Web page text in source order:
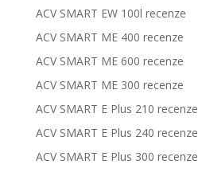
ACV SMART EW 100l recenze
ACV SMART ME 400 recenze
ACV SMART ME 600 recenze
ACV SMART ME 300 recenze
ACV SMART E Plus 210 recenze
ACV SMART E Plus 240 recenze
ACV SMART E Plus 300 recenze